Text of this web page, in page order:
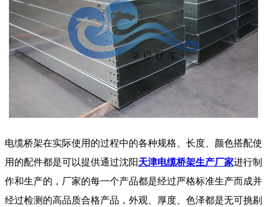
电缆桥架在实际使用的过程中的各种规格、长度、颜色搭配使
用的配件都是可以提供通过沈阳天津电缆桥架生产厂家进行制
作和生产的，厂家的每一个产品都是经过严格标准生产而成并
经过检测的高品质合格产品，外观、厚度、色泽都是无可挑剔